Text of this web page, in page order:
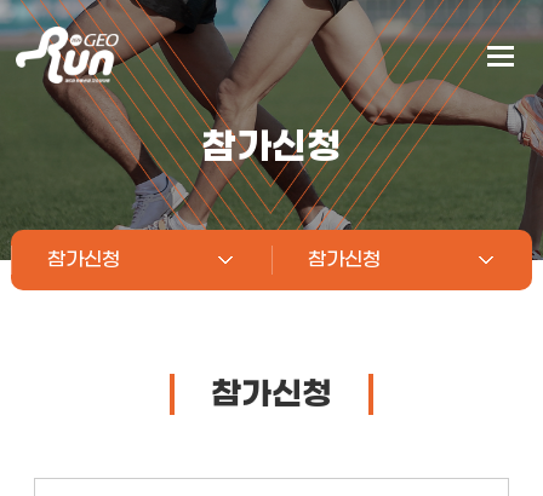
참가신청
참가신청 참가신청
참가신청